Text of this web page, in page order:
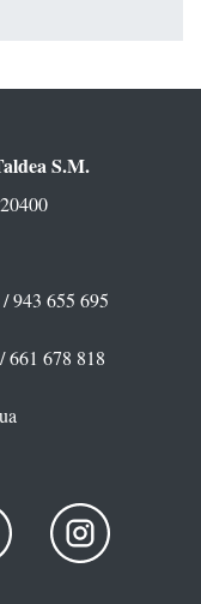
S.M.
/ 943 655 695
661 678 818